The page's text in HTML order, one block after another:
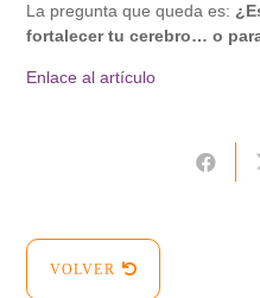
La pregunta que queda es:
fortalecer tu cerebro… o
Enlace al artículo
VOLVER